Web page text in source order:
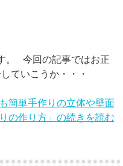
。 今回の記事ではお正
ていこうか・・・
簡単手作りの立体や壁面
の作り方」の続きを読む